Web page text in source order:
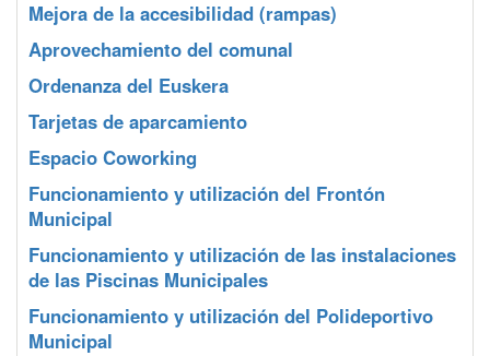
Mejora de la accesibilidad (rampas)
Aprovechamiento del comunal
Ordenanza del Euskera
Tarjetas de aparcamiento
Espacio Coworking
Funcionamiento y utilización del Frontón
Municipal
Funcionamiento y utilización de las instalaciones
de las Piscinas Municipales
Funcionamiento y utilización del Polideportivo
Municipal